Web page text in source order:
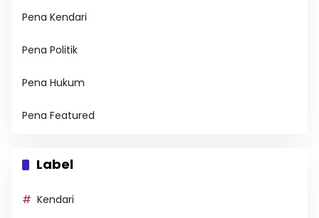
Pena Kendari
Pena Politik
Pena Hukum
Pena Featured
Label
Kendari